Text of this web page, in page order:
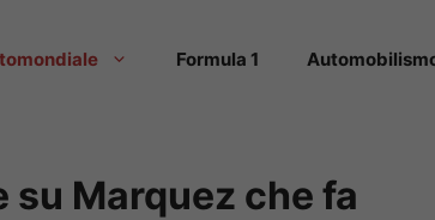
Formula 1
su Marquez che fa